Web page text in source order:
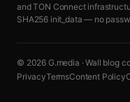
and TON Connect
SHA256 init_data — no
© 2026 G.media · Wall blog
PrivacyTermsContent Policy